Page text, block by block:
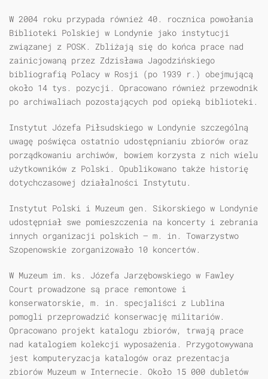
W 2004 roku przypada również 40. rocznica powołania
Biblioteki Polskiej w Londynie jako instytucji
związanej z POSK. Zbliżają się do końca prace nad
zainicjowaną przez Zdzisława Jagodzińskiego
bibliografią Polacy w Rosji (po 1939 r.) obejmującą
około 14 tys. pozycji. Opracowano również przewodnik
po archiwaliach pozostających pod opieką biblioteki.
Instytut Józefa Piłsudskiego w Londynie szczególną
uwagę poświęca ostatnio udostępnianiu zbiorów oraz
porządkowaniu archiwów, bowiem korzysta z nich wielu
użytkowników z Polski. Opublikowano także historię
dotychczasowej działalności Instytutu.
Instytut Polski i Muzeum gen. Sikorskiego w Londynie
udostępniał swe pomieszczenia na koncerty i zebrania
innych organizacji polskich — m. in. Towarzystwo
Szopenowskie zorganizowało 10 koncertów.
W Muzeum im. ks. Józefa Jarzębowskiego w Fawley
Court prowadzone są prace remontowe i
konserwatorskie, m. in. specjaliści z Lublina
pomogli przeprowadzić konserwację militariów.
Opracowano projekt katalogu zbiorów, trwają prace
nad katalogiem kolekcji wyposażenia. Przygotowywana
jest komputeryzacja katalogów oraz prezentacja
zbiorów Muzeum w Internecie. Około 15 000 dubletów